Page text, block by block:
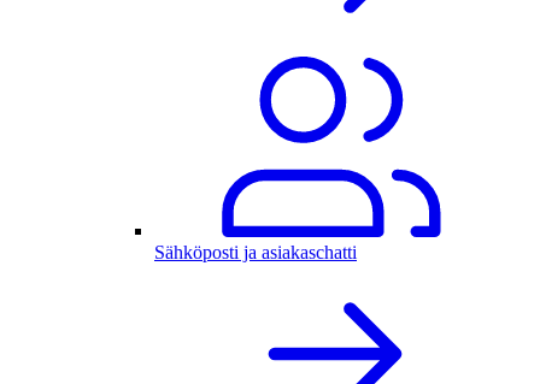
Sähköposti ja asiakaschatti